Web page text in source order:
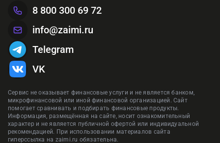
Сервис не оказывает финансовые услуги и не является банком,
микрофинансовой или иной финансовой организацией. Сайт
помогает сравнивать и подбирать финансовые продукты.
Информация, размещённая на сайте, носит ознакомительный
характер и не является публичной офертой или индивидуальной
рекомендацией. При использовании материалов сайта
гиперссылка на zaimi.ru обязательна.
8 800 300 69 72
info@zaimi.ru
Telegram
VK